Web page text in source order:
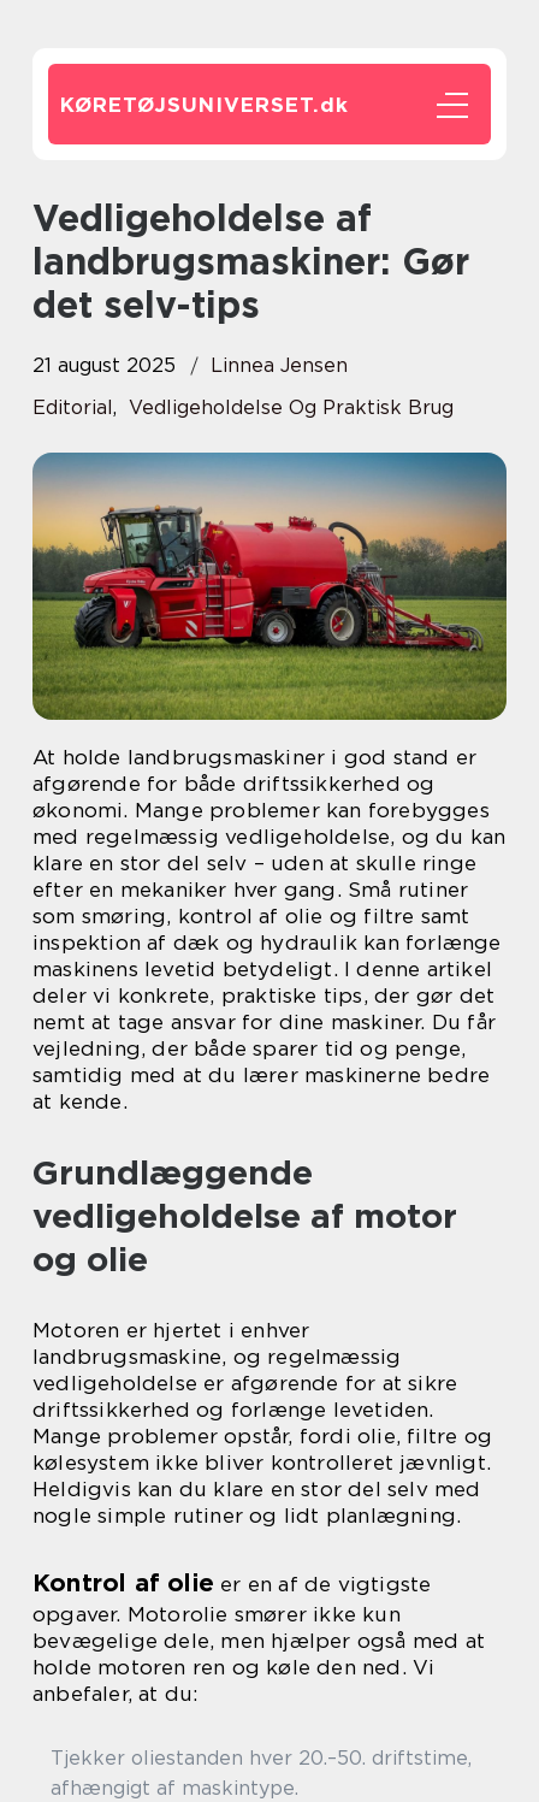
KØRETØJSUNIVERSET.dk
Vedligeholdelse af
landbrugsmaskiner: Gør
det selv-tips
21 august 2025
Linnea Jensen
Editorial, Vedligeholdelse Og Praktisk Brug
At holde landbrugsmaskiner i god stand er
afgørende for både driftssikkerhed og
økonomi. Mange problemer kan forebygges
med regelmæssig vedligeholdelse, og du kan
klare en stor del selv – uden at skulle ringe
efter en mekaniker hver gang. Små rutiner
som smøring, kontrol af olie og filtre samt
inspektion af dæk og hydraulik kan forlænge
maskinens levetid betydeligt. I denne artikel
deler vi konkrete, praktiske tips, der gør det
nemt at tage ansvar for dine maskiner. Du får
vejledning, der både sparer tid og penge,
samtidig med at du lærer maskinerne bedre
at kende.
Grundlæggende
vedligeholdelse af motor
og olie
Motoren er hjertet i enhver
landbrugsmaskine, og regelmæssig
vedligeholdelse er afgørende for at sikre
driftssikkerhed og forlænge levetiden.
Mange problemer opstår, fordi olie, filtre og
kølesystem ikke bliver kontrolleret jævnligt.
Heldigvis kan du klare en stor del selv med
nogle simple rutiner og lidt planlægning.
Kontrol af olie er en af de vigtigste
opgaver. Motorolie smører ikke kun
bevægelige dele, men hjælper også med at
holde motoren ren og køle den ned. Vi
anbefaler, at du:
Tjekker oliestanden hver 20.–50. driftstime,
afhængigt af maskintype.